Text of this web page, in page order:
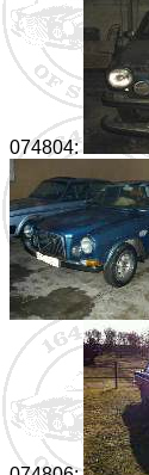
074804: